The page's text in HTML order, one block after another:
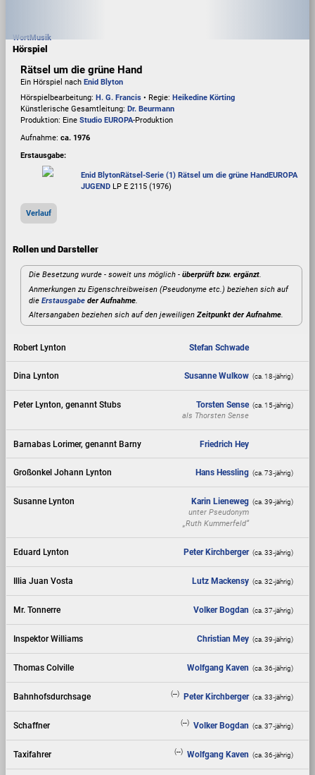
WortMusik
Hörspiel
Rätsel um die grüne Hand
Ein Hörspiel nach Enid Blyton
Hörspielbearbeitung: H. G. Francis • Regie: Heikedine Körting
Künstlerische Gesamtleitung: Dr. Beurmann
Produktion: EineStudio EUROPA-Produktion
Aufnahme:ca. 1976
Erstausgabe:
Enid BlytonRätsel-Serie (1) Rätsel um die grüne HandEUROPA
JUGEND LP E 2115 (1976)
Verlauf
Rollen und Darsteller
Die Besetzung wurde - soweit uns möglich -überprüft bzw. ergänzt.
Anmerkungen zu Eigenschreibweisen (Pseudonyme etc.) beziehen sich auf
dieErstausgabe der Aufnahme.
Altersangaben beziehen sich auf den jeweiligenZeitpunkt der Aufnahme.
Robert Lynton Stefan Schwade
Dina Lynton Susanne Wulkow (ca. 18‑jährig)
Peter Lynton, genannt Stubs Torsten Sense
als Thorsten Sense
(ca. 15‑jährig)
Barnabas Lorimer, genannt Barny Friedrich Hey
Großonkel Johann Lynton Hans Hessling (ca. 73‑jährig)
Susanne Lynton Karin Lieneweg
unter Pseudonym
„Ruth Kummerfeld“
(ca. 39‑jährig)
Eduard Lynton Peter Kirchberger (ca. 33‑jährig)
Illia Juan Vosta Lutz Mackensy (ca. 32‑jährig)
Mr. Tonnerre Volker Bogdan (ca. 37‑jährig)
Inspektor Williams Christian Mey (ca. 39‑jährig)
Thomas Colville Wolfgang Kaven (ca. 36‑jährig)
Bahnhofsdurchsage (--) Peter Kirchberger (ca. 33‑jährig)
Schaffner (--) Volker Bogdan (ca. 37‑jährig)
Taxifahrer (--) Wolfgang Kaven (ca. 36‑jährig)